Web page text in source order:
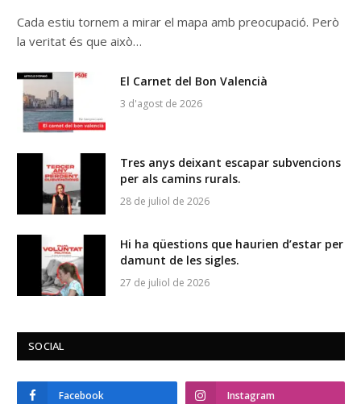
Cada estiu tornem a mirar el mapa amb preocupació. Però
la veritat és que això…
El Carnet del Bon Valencià
3 d'agost de 2026
Tres anys deixant escapar subvencions
per als camins rurals.
28 de juliol de 2026
Hi ha qüestions que haurien d’estar per
damunt de les sigles.
27 de juliol de 2026
SOCIAL
Facebook Instagram